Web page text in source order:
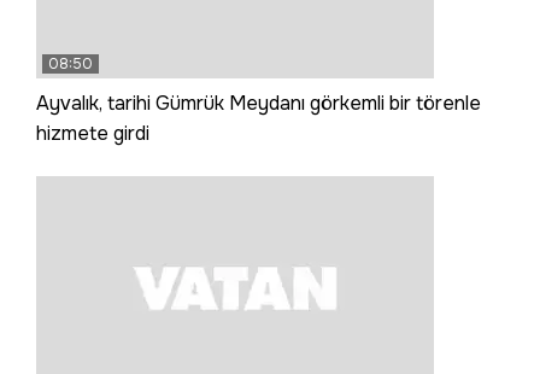
08:50
Ayvalık, tarihi Gümrük Meydanı görkemli bir törenle
hizmete girdi